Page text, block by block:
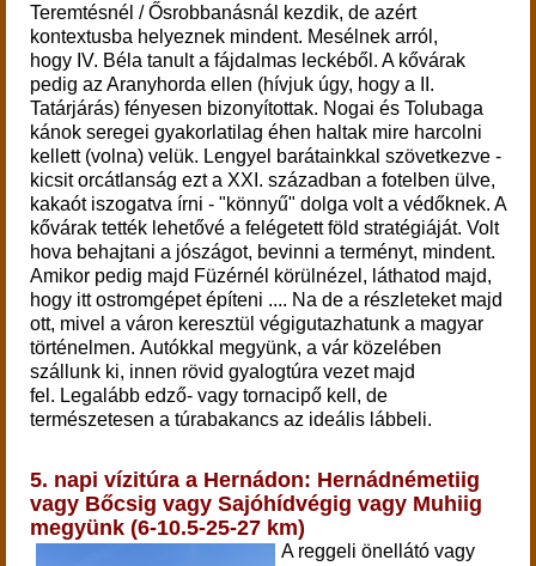
Teremtésnél / Ősrobbanásnál kezdik, de azért
kontextusba helyeznek mindent. Mesélnek arról,
hogy IV. Béla tanult a fájdalmas leckéből. A kővárak
pedig az Aranyhorda ellen (hívjuk úgy, hogy a II.
Tatárjárás) fényesen bizonyítottak. Nogai és Tolubaga
kánok seregei gyakorlatilag éhen haltak mire harcolni
kellett (volna) velük. Lengyel barátainkkal szövetkezve -
kicsit orcátlanság ezt a XXI. században a fotelben ülve,
kakaót iszogatva írni - "könnyű" dolga volt a védőknek. A
kővárak tették lehetővé a felégetett föld stratégiáját. Volt
hova behajtani a jószágot, bevinni a terményt, mindent.
Amikor pedig majd Füzérnél körülnézel, láthatod majd,
hogy itt ostromgépet építeni .... Na de a részleteket majd
ott, mivel a váron keresztül végigutazhatunk a magyar
történelmen. Autókkal megyünk, a vár közelében
szállunk ki, innen rövid gyalogtúra vezet majd
fel. Legalább edző- vagy tornacipő kell, de
természetesen a túrabakancs az ideális lábbeli.
5. napi vízitúra a Hernádon: Hernádnémetiig
vagy Bőcsig vagy Sajóhídvégig vagy Muhiig
megyünk (6-10.5-25-27 km)
A reggeli önellátó vagy